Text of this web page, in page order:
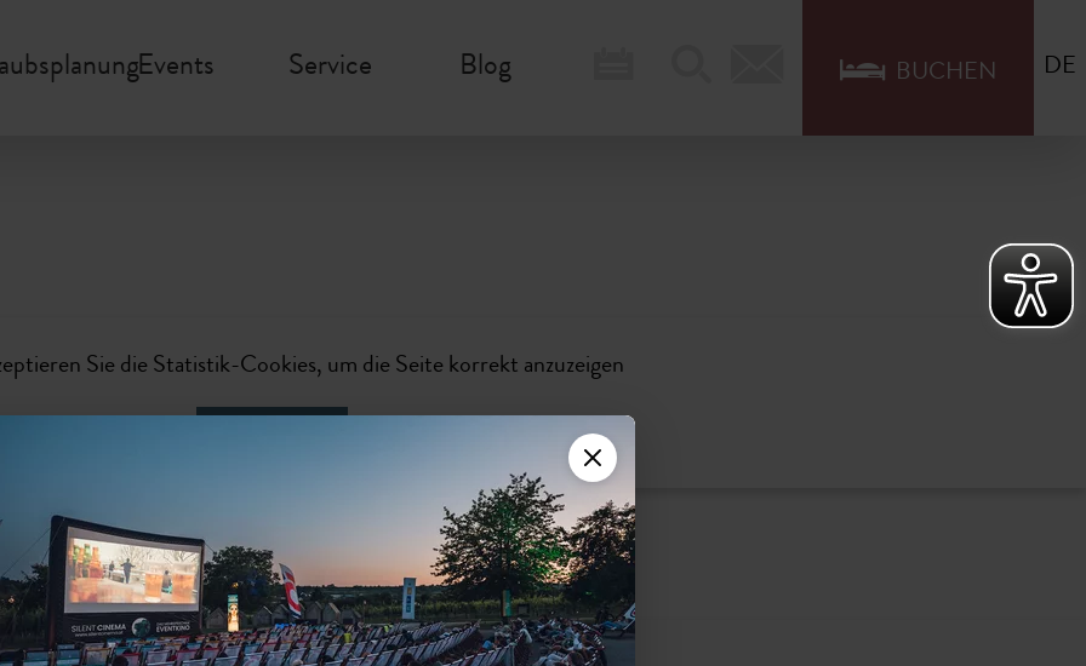
Events Service Blog BUCHEN DE
Sie die Statistik-Cookies, um die Seite korrekt anzuzeigen